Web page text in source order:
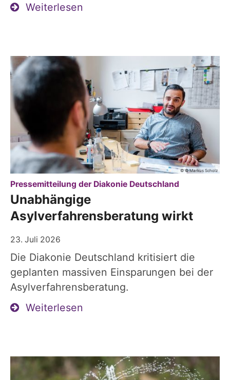
Weiterlesen
© © Markus Scholz
Pressemitteilung der Diakonie Deutschland
Unabhängige
Asylverfahrensberatung wirkt
23. Juli 2026
Die Diakonie Deutschland kritisiert die
geplanten massiven Einsparungen bei der
Asylverfahrensberatung.
Weiterlesen